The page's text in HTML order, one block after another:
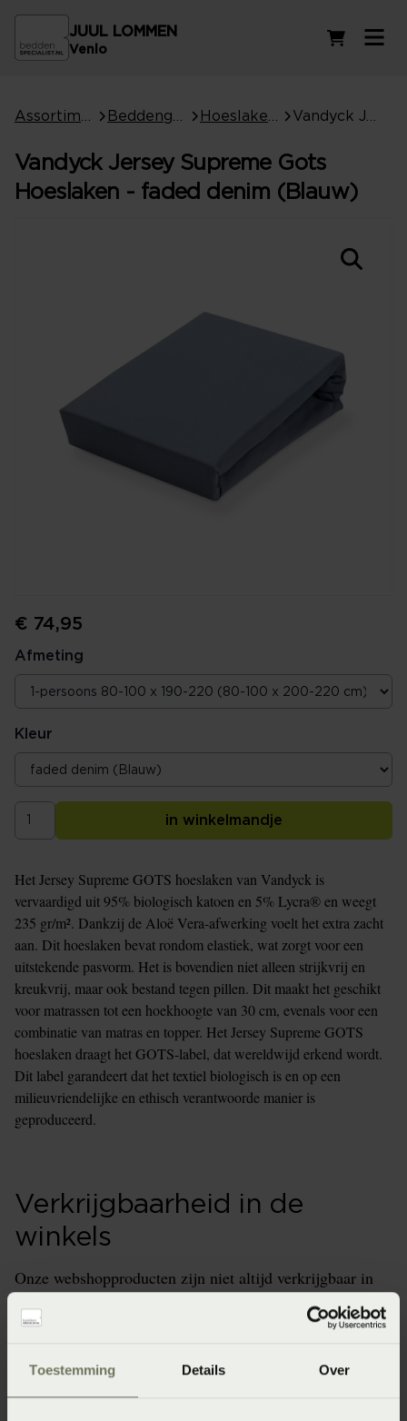
Toestemming Details Over
JUUL LOMMEN
Venlo
Vandyck Jersey Supreme Gots
Hoeslaken - faded denim (Blauw)
€ 74,95
Afmeting
Kleur
in winkelmandje
Het Jersey Supreme GOTS hoeslaken van Vandyck is
vervaardigd uit 95% biologisch katoen en 5% Lycra® en weegt
235 gr/m². Dankzij de Aloë Vera-afwerking voelt het extra zacht
aan. Dit hoeslaken bevat rondom elastiek, wat zorgt voor een
uitstekende pasvorm. Het is bovendien niet alleen strijkvrij en
kreukvrij, maar ook bestand tegen pillen. Dit maakt het geschikt
voor matrassen tot een hoekhoogte van 30 cm, evenals voor een
combinatie van matras en topper. Het Jersey Supreme GOTS
hoeslaken draagt het GOTS-label, dat wereldwijd erkend wordt.
Dit label garandeert dat het textiel biologisch is en op een
milieuvriendelijke en ethisch verantwoorde manier is
geproduceerd.
Verkrijgbaarheid in de
winkels
Onze webshopproducten zijn niet altijd verkrijgbaar in
de winkel. Wil je het product in de winkel bekijken?
Informeer dan eerst naar de beschikbaarheid.